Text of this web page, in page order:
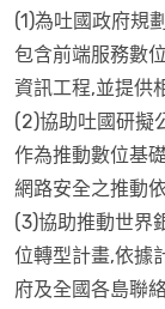
(1)為吐國政府規
包含前端服務數
資訊工程,並提供
(2)協助吐國研擬
作為推動數位基
網路安全之推動
(3)協助推動世界
位轉型計畫,依據
府及全國各島聯